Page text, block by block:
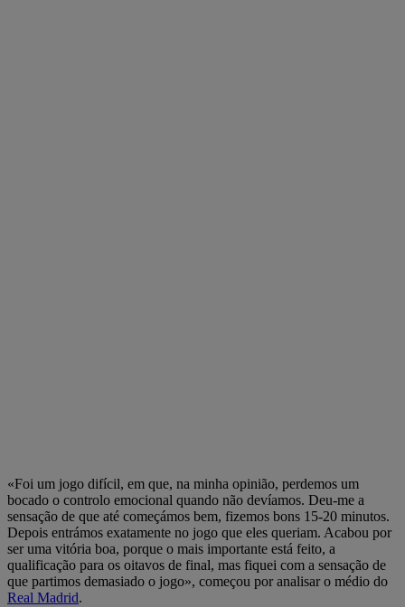
«Foi um jogo difícil, em que, na minha opinião, perdemos um
bocado o controlo emocional quando não devíamos. Deu-me a
sensação de que até começámos bem, fizemos bons 15-20 minutos.
Depois entrámos exatamente no jogo que eles queriam. Acabou por
ser uma vitória boa, porque o mais importante está feito, a
qualificação para os oitavos de final, mas fiquei com a sensação de
que partimos demasiado o jogo», começou por analisar o médio do
Real Madrid.